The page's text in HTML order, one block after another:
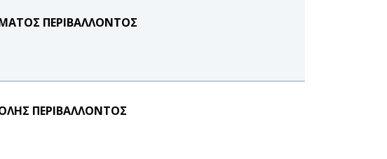
ΠΕΡΙΒΑΛΛΟΝΤΟΣ
ΠΕΡΙΒΑΛΛΟΝΤΟΣ